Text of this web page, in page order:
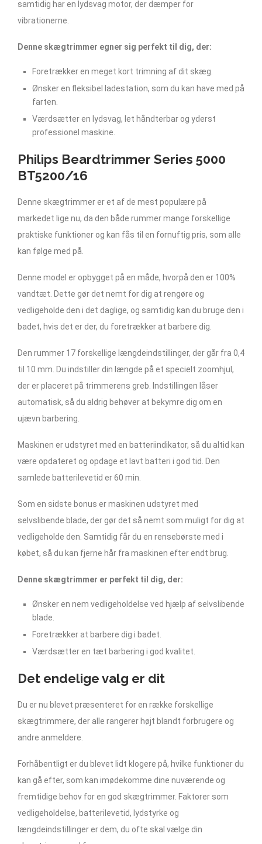
samtidig har en lydsvag motor, der dæmper for
vibrationerne.
Denne skægtrimmer egner sig perfekt til dig, der:
Foretrækker en meget kort trimning af dit skæg.
Ønsker en fleksibel ladestation, som du kan have med på
farten.
Værdsætter en lydsvag, let håndterbar og yderst
professionel maskine.
Philips Beardtrimmer Series 5000
BT5200/16
Denne skægtrimmer er et af de mest populære på
markedet lige nu, da den både rummer mange forskellige
praktiske funktioner og kan fås til en fornuftig pris, som alle
kan følge med på.
Denne model er opbygget på en måde, hvorpå den er 100%
vandtæt. Dette gør det nemt for dig at rengøre og
vedligeholde den i det daglige, og samtidig kan du bruge den i
badet, hvis det er der, du foretrækker at barbere dig.
Den rummer 17 forskellige længdeindstillinger, der går fra 0,4
til 10 mm. Du indstiller din længde på et specielt zoomhjul,
der er placeret på trimmerens greb. Indstillingen låser
automatisk, så du aldrig behøver at bekymre dig om en
ujævn barbering.
Maskinen er udstyret med en batteriindikator, så du altid kan
være opdateret og opdage et lavt batteri i god tid. Den
samlede batterilevetid er 60 min.
Som en sidste bonus er maskinen udstyret med
selvslibende blade, der gør det så nemt som muligt for dig at
vedligeholde den. Samtidig får du en rensebørste med i
købet, så du kan fjerne hår fra maskinen efter endt brug.
Denne skægtrimmer er perfekt til dig, der:
Ønsker en nem vedligeholdelse ved hjælp af selvslibende
blade.
Foretrækker at barbere dig i badet.
Værdsætter en tæt barbering i god kvalitet.
Det endelige valg er dit
Du er nu blevet præsenteret for en række forskellige
skægtrimmere, der alle rangerer højt blandt forbrugere og
andre anmeldere.
Forhåbentligt er du blevet lidt klogere på, hvilke funktioner du
kan gå efter, som kan imødekomme dine nuværende og
fremtidige behov for en god skægtrimmer. Faktorer som
vedligeholdelse, batterilevetid, lydstyrke og
længdeindstillinger er dem, du ofte skal vælge din